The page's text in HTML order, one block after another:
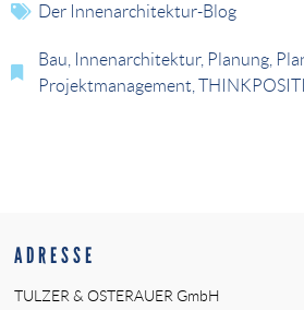
Der Innenarchitektur-Blog
Bau Innenarchitektur, Planung
Projektmanagement
ADRESSE
TULZER & OSTERAUER GmbH